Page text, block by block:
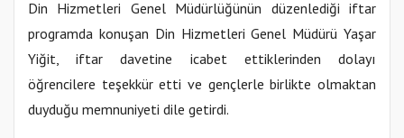
Din Hizmetleri Genel Müdürlüğünün düzenlediği iftar
programda konuşan Din Hizmetleri Genel Müdürü Yaşar
Yiğit, iftar davetine icabet ettiklerinden dolayı
öğrencilere teşekkür etti ve gençlerle birlikte olmaktan
duyduğu memnuniyeti dile getirdi.